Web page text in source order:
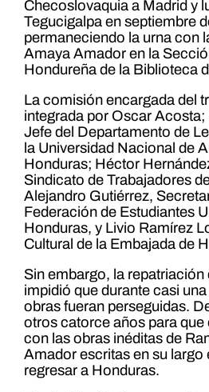
Checoslovaquia a Madrid y
Tegucigalpa en septiembre
permaneciendo la urna con
Amaya Amador en la
Hondureña de la Biblioteca
La comisión encargada del
integrada por Oscar
Jefe del Departamento de
la Universidad Nacional de
Honduras; Héctor
Sindicato de Trabajadores
Alejandro Gutiérrez,
Federación de Estudiantes
Honduras, y Livio Ramírez
Cultural de la Embajada de
Sin embargo, la repatriación
impidió que durante casi
obras fueran perseguidas.
otros catorce años para que
con las obras inéditas de
Amador escritas en su largo
regresar a Honduras.